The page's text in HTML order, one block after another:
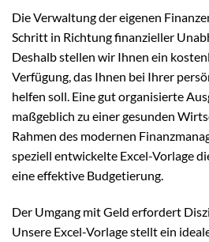
Die Verwaltung der eigenen
Schritt in Richtung finanzieller
Deshalb stellen wir Ihnen ein
Verfügung, das Ihnen bei Ihrer
helfen soll. Eine gut organisierte
maßgeblich zu einer gesunden
Rahmen des modernen
speziell entwickelte Excel-Vorlage
eine effektive Budgetierung.
Der Umgang mit Geld erfordert
Unsere Excel-Vorlage stellt ein